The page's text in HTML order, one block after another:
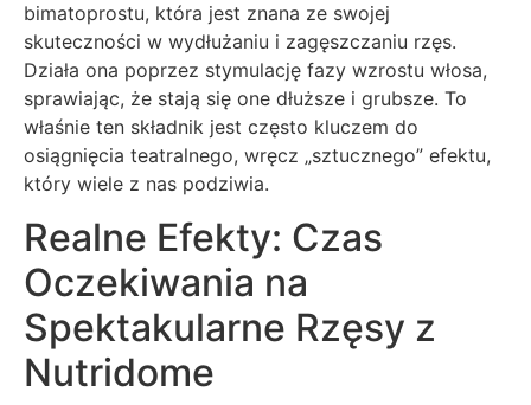
bimatoprostu, która jest znana ze swojej
skuteczności w wydłużaniu i zagęszczaniu rzęs.
Działa ona poprzez stymulację fazy wzrostu włosa,
sprawiając, że stają się one dłuższe i grubsze. To
właśnie ten składnik jest często kluczem do
osiągnięcia teatralnego, wręcz „sztucznego” efektu,
który wiele z nas podziwia.
Realne Efekty: Czas
Oczekiwania na
Spektakularne Rzęsy z
Nutridome